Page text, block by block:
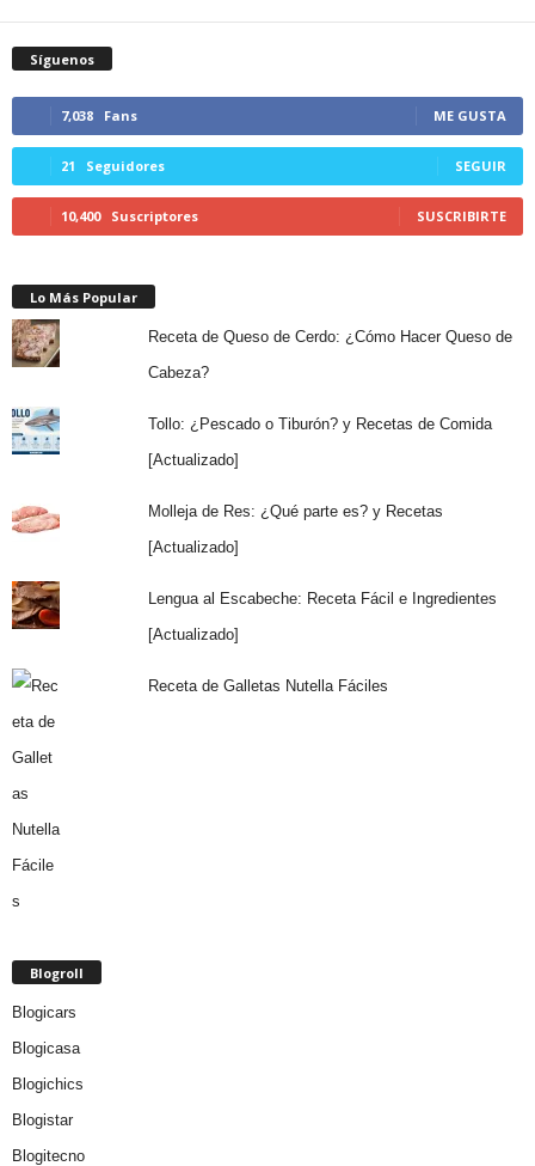
Síguenos
7,038 Fans ME GUSTA
21 Seguidores SEGUIR
10,400 Suscriptores SUSCRIBIRTE
Lo Más Popular
Receta de Queso de Cerdo: ¿Cómo Hacer Queso de
Cabeza?
Tollo: ¿Pescado o Tiburón? y Recetas de Comida
[Actualizado]
Molleja de Res: ¿Qué parte es? y Recetas
[Actualizado]
Lengua al Escabeche: Receta Fácil e Ingredientes
[Actualizado]
Receta de Galletas Nutella Fáciles
Blogroll
Blogicars
Blogicasa
Blogichics
Blogistar
Blogitecno